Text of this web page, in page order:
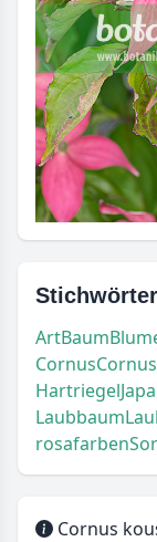
Stichwörter
ArtBaum
Cornus
Hartriegel
Laubbaum
rosafarben
Cornus